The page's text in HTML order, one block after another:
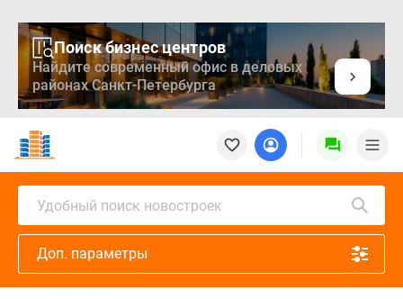
Поиск бизнес центров
Найдите современный офис в деловых
районах Санкт-Петербурга
Новостройки
Квартиры
Ипотека
Медиа
проекте
Контакты
Реклама
Удобный поиск новостроек
Доп. параметры